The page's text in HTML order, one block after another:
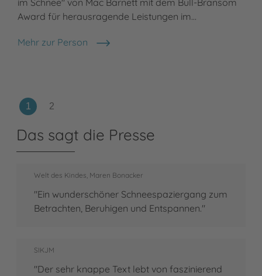
Award für herausragende Leistungen im…
Mehr zur Person
Shawn Harris
Das sagt die Presse
Welt des Kindes, Maren Bonacker
"Ein wunderschöner Schneespaziergang zum
Betrachten, Beruhigen und Entspannen."
SIKJM
"Der sehr knappe Text lebt von faszinierend